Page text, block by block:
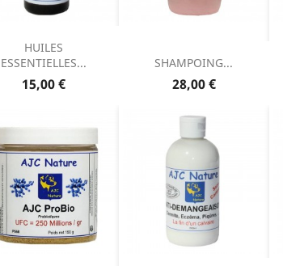
HUILES
ESSENTIELLES...
Prix
15,00 €
SHAMPOING...
Prix
28,00 €